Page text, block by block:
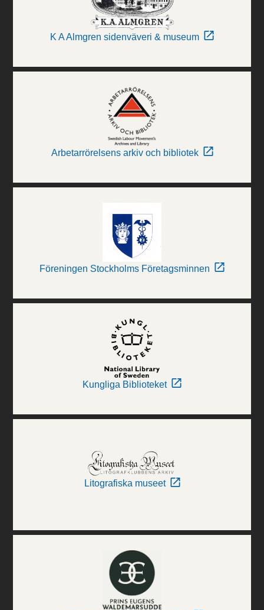
K A Almgren sidenväveri & museum
Arbetarrörelsens arkiv och bibliotek
Föreningen Stockholms Företagsminnen
Kungliga Biblioteket
Litografiska museet